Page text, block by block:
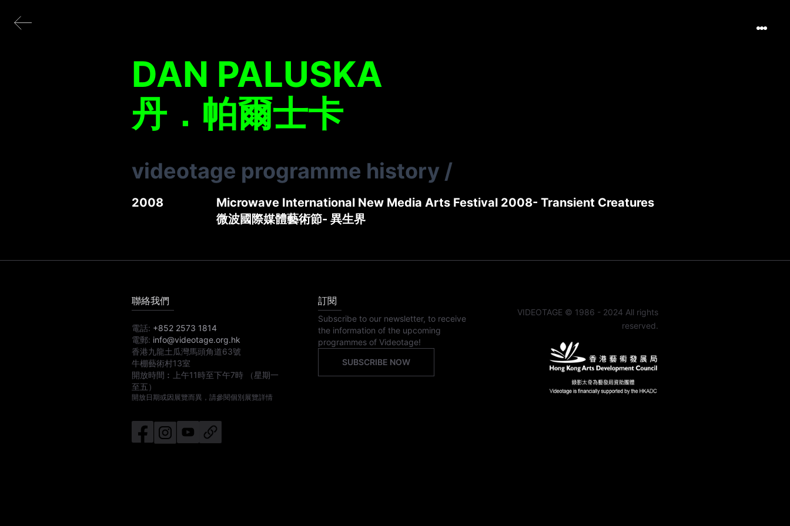
DAN PALUSKA
丹．帕爾士卡
videotage programme history /
2008
Microwave International New Media Arts Festival 2008- Transient Creatures
微波國際媒體藝術節- 異生界
聯絡我們
電話: +852 2573 1814
電郵: info@videotage.org.hk
香港九龍土瓜灣馬頭角道63號
牛棚藝術村13室
開放時間︰
上午11時至下午7時
（星期一
至五）
開放日期或因展覽而異，請參閱個別展覽詳情
訂閱
Subscribe to our newsletter, to receive
the information of the upcoming
programmes of Videotage!
SUBSCRIBE NOW
VIDEOTAGE © 1986 - 2024 All rights
reserved.